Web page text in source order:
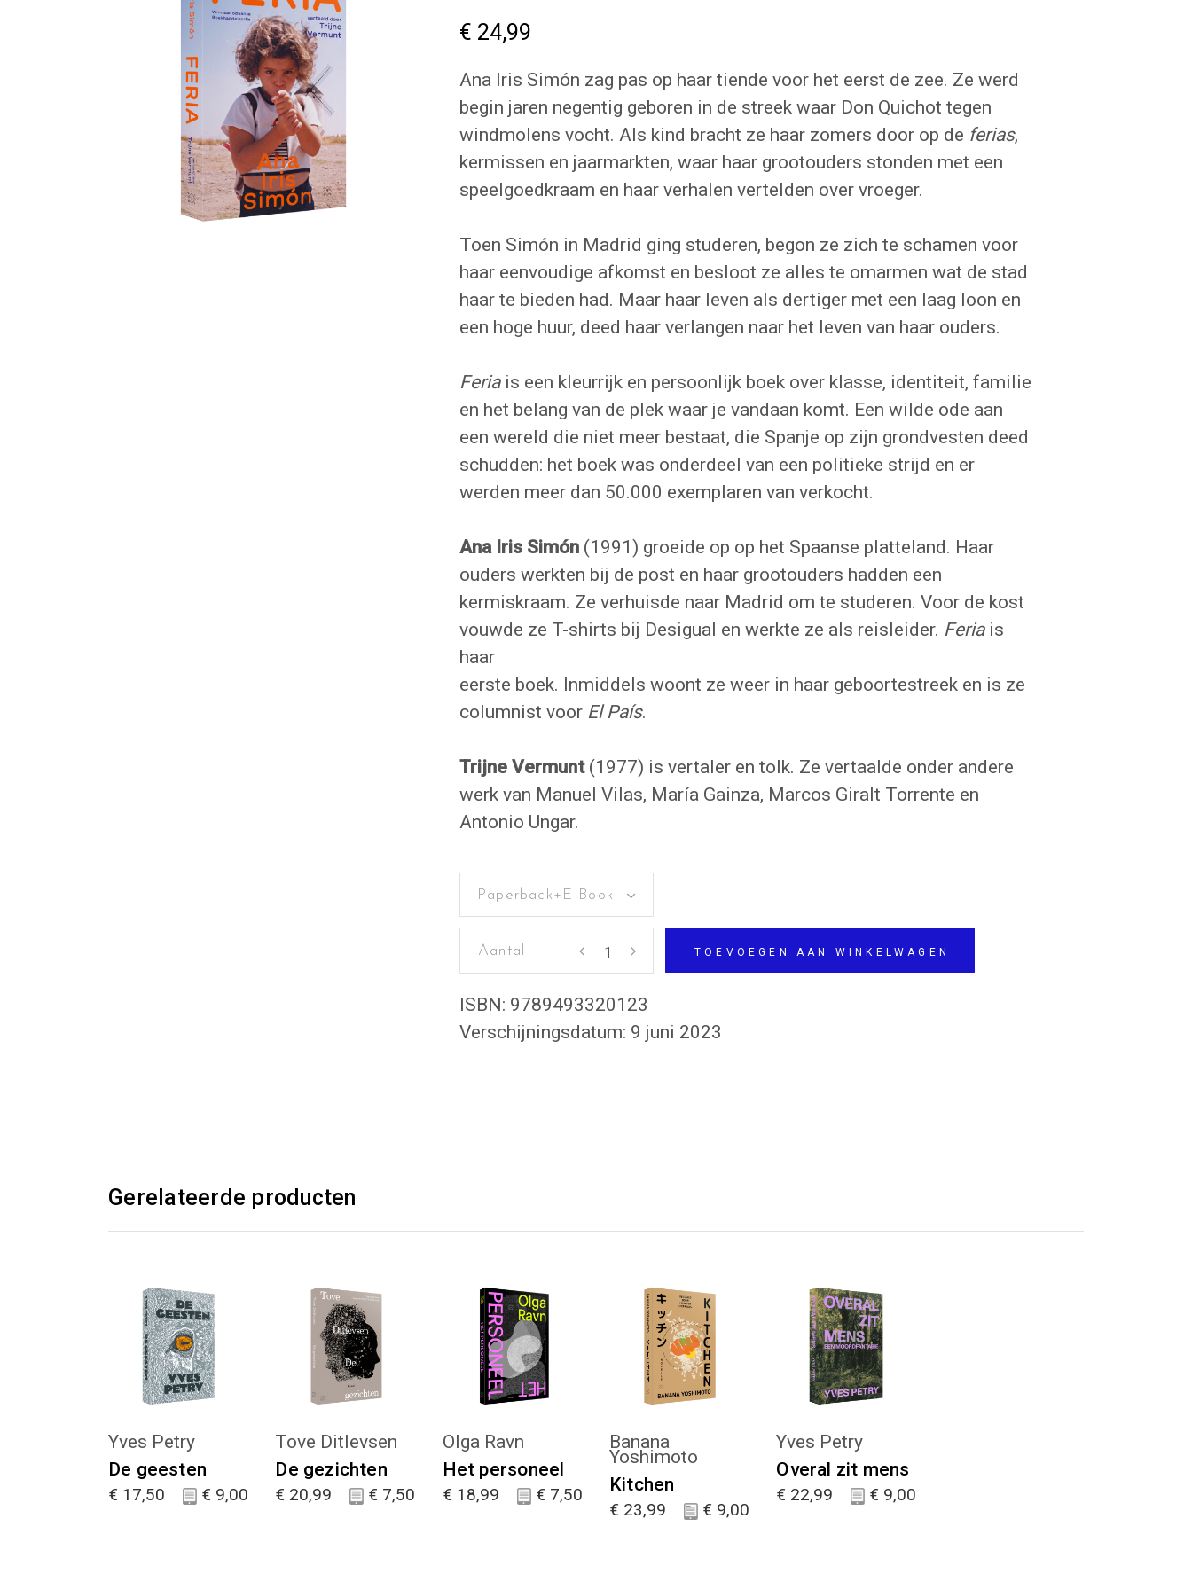
€ 24,99
Ana Iris Simón zag pas op haar tiende voor het eerst de zee. Ze werd
begin jaren negentig geboren in de streek waar Don Quichot tegen
windmolens vocht. Als kind bracht ze haar zomers door op de ferias,
kermissen en jaarmarkten, waar haar grootouders stonden met een
speelgoedkraam en haar verhalen vertelden over vroeger.
Toen Simón in Madrid ging studeren, begon ze zich te schamen voor
haar eenvoudige afkomst en besloot ze alles te omarmen wat de stad
haar te bieden had. Maar haar leven als dertiger met een laag loon en
een hoge huur, deed haar verlangen naar het leven van haar ouders.
Feriais een kleurrijk en persoonlijk boek over klasse, identiteit, familie
en het belang van de plek waar je vandaan komt. Een wilde ode aan
een wereld die niet meer bestaat, die Spanje op zijn grondvesten deed
schudden: het boek was onderdeel van een politieke strijd en er
werden meer dan 50.000 exemplaren van verkocht.
Ana Iris Simón (1991) groeide op op het Spaanse platteland. Haar
ouders werkten bij de post en haar grootouders hadden een
kermiskraam. Ze verhuisde naar Madrid om te studeren. Voor de kost
vouwde ze T-shirts bij Desigual en werkte ze als reisleider. Feriais
haar
eerste boek. Inmiddels woont ze weer in haar geboortestreek en is ze
columnist voor El País.
Trijne Vermunt(1977) is vertaler en tolk. Ze vertaalde onder andere
werk van Manuel Vilas, María Gainza, Marcos Giralt Torrente en
Antonio Ungar.
Paperback+E-Book
aantal
TOEVOEGEN AAN WINKELWAGEN
ISBN: 9789493320123
Verschijningsdatum: 9 juni 2023
Gerelateerde producten
KIES :)
Yves Petry
De geesten
€ 17,50 € 9,00
KIES :)
Tove Ditlevsen
De gezichten
€ 20,99 € 7,50
KIES :)
Olga Ravn
Het personeel
€ 18,99 € 7,50
KIES :)
Banana
Yoshimoto
Kitchen
€ 23,99 € 9,00
KIES :)
Yves Petry
Overal zit mens
€ 22,99 € 9,00